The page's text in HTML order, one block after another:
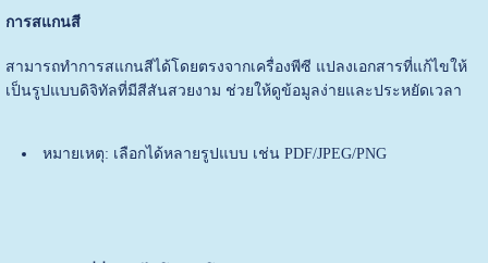
การสแกนสี
สามารถทำการสแกนสีได้โดยตรงจากเครื่องพีซี แปลงเอกสารที่แก้ไขให้
เป็นรูปแบบดิจิทัลที่มีสีสันสวยงาม ช่วยให้ดูข้อมูลง่ายและประหยัดเวลา
หมายเหตุ: เลือกได้หลายรูปแบบ เช่น PDF/JPEG/PNG